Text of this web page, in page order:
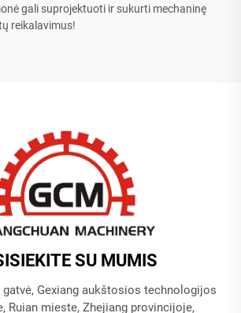
gali suprojektuoti ir sukurti mechaninę
reikalavimus!
SU MUMIS
gatvė, Gexiang aukštosios technologijos
Ruian mieste, Zhejiang provincijoje,